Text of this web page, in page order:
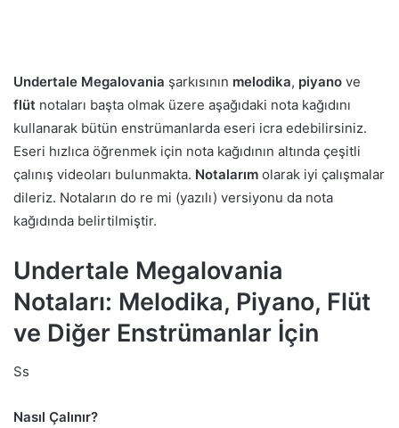
Undertale Megalovania şarkısının melodika, piyano ve
flüt notaları başta olmak üzere aşağıdaki nota kağıdını
kullanarak bütün enstrümanlarda eseri icra edebilirsiniz.
Eseri hızlıca öğrenmek için nota kağıdının altında çeşitli
çalınış videoları bulunmakta. Notalarım olarak iyi çalışmalar
dileriz. Notaların do re mi (yazılı) versiyonu da nota
kağıdında belirtilmiştir.
Undertale Megalovania
Notaları: Melodika, Piyano, Flüt
ve Diğer Enstrümanlar İçin
Ss
Nasıl Çalınır?